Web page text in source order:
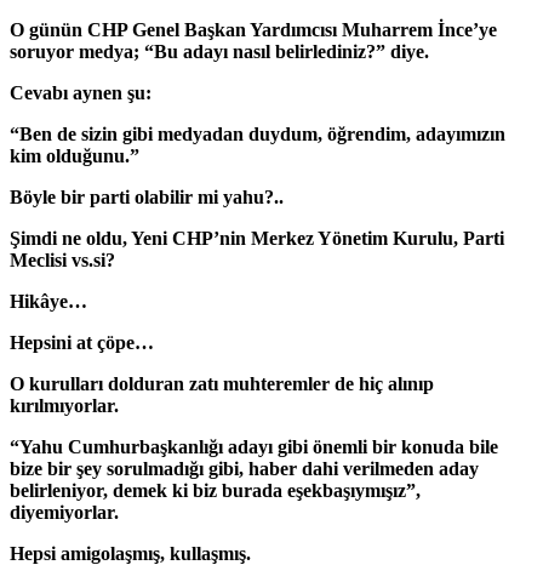
O günün CHP Genel Başkan Yardımcısı Muharrem İnce’ye
soruyor medya; “Bu adayı nasıl belirlediniz?” diye.
Cevabı aynen şu:
“Ben de sizin gibi medyadan duydum, öğrendim, adayımızın
kim olduğunu.”
Böyle bir parti olabilir mi yahu?..
Şimdi ne oldu, Yeni CHP’nin Merkez Yönetim Kurulu, Parti
Meclisi vs.si?
Hikâye…
Hepsini at çöpe…
O kurulları dolduran zatı muhteremler de hiç alınıp
kırılmıyorlar.
“Yahu Cumhurbaşkanlığı adayı gibi önemli bir konuda bile
bize bir şey sorulmadığı gibi, haber dahi verilmeden aday
belirleniyor, demek ki biz burada eşekbaşıymışız”,
diyemiyorlar.
Hepsi amigolaşmış, kullaşmış.